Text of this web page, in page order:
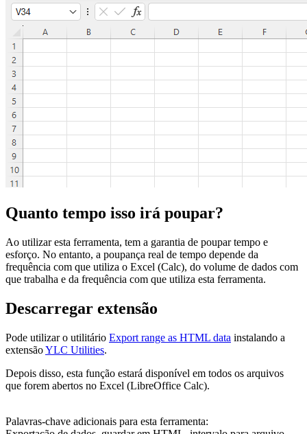
Quanto tempo isso irá poupar?
Ao utilizar esta ferramenta, tem a garantia de poupar tempo e
esforço. No entanto, a poupança real de tempo depende da
frequência com que utiliza o Excel (Calc), do volume de dados com
que trabalha e da frequência com que utiliza esta ferramenta.
Descarregar extensão
Pode utilizar o utilitário Export range as HTML data instalando a
extensãoYLC Utilities.
Depois disso, esta função estará disponível em todos os arquivos
que forem abertos no Excel (LibreOffice Calc).
Palavras-chave adicionais para esta ferramenta: